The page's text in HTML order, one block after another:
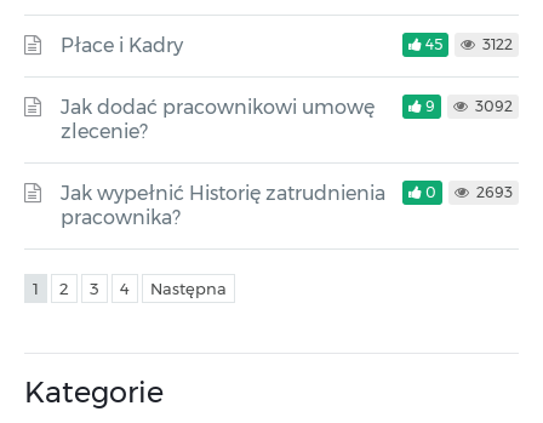
Płace i Kadry 45 3122
Jak dodać pracownikowi umowę
zlecenie?
9 3092
Jak wypełnić Historię zatrudnienia
pracownika?
0 2693
1 2 3 4 Następna
Kategorie